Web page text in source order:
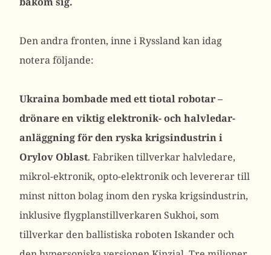
Den andra fronten, inne i Ryssland kan idag
notera följande:
Ukraina bombade med ett tiotal robotar –
drönare en viktig elektronik- och halvledar-
anläggning för den ryska krigsindustrin i
Orylov Oblast. Fabriken tillverkar halvledare,
mikrol-ektronik, opto-elektronik och levererar till
minst nitton bolag inom den ryska krigsindustrin,
inklusive flygplanstillverkaren Sukhoi, som
tillverkar den ballistiska roboten Iskander och